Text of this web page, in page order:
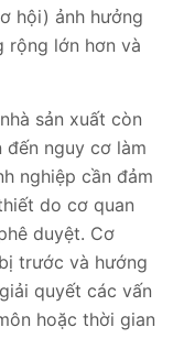
hội) ảnh hưởng
rộng lớn hơn và
sản xuất còn
nguy cơ làm
nghiệp cần đảm
do cơ quan
duyệt. Cơ
trước và hướng
quyết các vấn
hoặc thời gian